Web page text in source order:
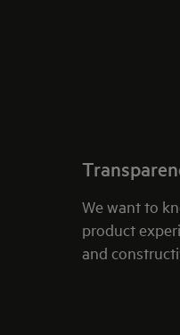
We want to
product
and